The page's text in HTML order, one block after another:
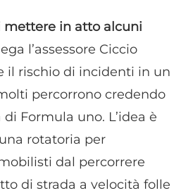
mettere in atto alcuni
l’assessore Ciccio
il rischio di incidenti in un
percorrono credendo
Formula uno. L’idea è
rotatoria per
dal percorrere
di strada a velocità folle